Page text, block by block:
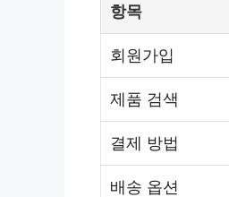
항목
회원가입
제품 검색
결제 방법
배송 옵션